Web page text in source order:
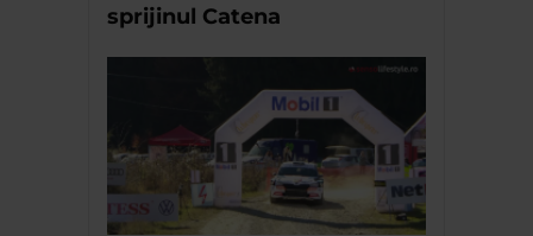
sprijinul Catena